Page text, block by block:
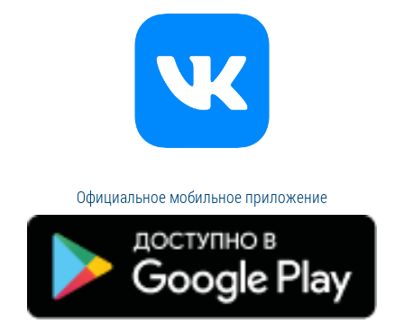
Официальное мобильное приложение